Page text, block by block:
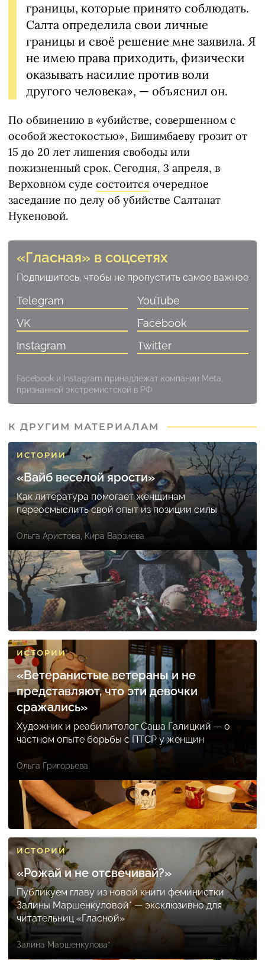
границы, которые принято соблюдать.
Салта определила свои личные
границы и своё решение мне заявила. Я
не имею права приходить, физически
оказывать насилие против воли
другого человека», — объяснил он.
По обвинению в «убийстве, совершенном с
особой жестокостью», Бишимбаеву грозит от
15 до 20 лет лишения свободы или
пожизненный срок. Сегодня, 3 апреля, в
Верховном суде состоится очередное
заседание по делу об убийстве Салтанат
Нукеновой.
«Гласная» в соцсетях
Подпишитесь, чтобы не пропустить самое важное
Telegram
YouTube
VK
Facebook
Instagram
Twitter
Facebook и Instagram принадлежат компании Meta,
признанной экстремистской в РФ
К ДРУГИМ МАТЕРИАЛАМ
ИСТОРИИ
«Вайб веселой ярости»
Как литература помогает женщинам
переосмыслить свой опыт из позиции силы
Ольга Аристова, Кира Варзиева
ИСТОРИИ
«Ветеранистые ветераны и не
представляют, что эти девочки
сражались»
Художник и реабилитолог Саша Галицкий — о
частном опыте борьбы с ПТСР у женщин
Ольга Григорьева
ИСТОРИИ
«Рожай и не отсвечивай?»
Публикуем главу из новой книги феминистки
Залины Маршенкуловой* — эксклюзивно для
читательниц «Гласной»
Залина Маршенкулова*